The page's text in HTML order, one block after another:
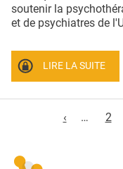
soutenir la
et de psychiatres de
LIRE LA SUITE
‹
… 2